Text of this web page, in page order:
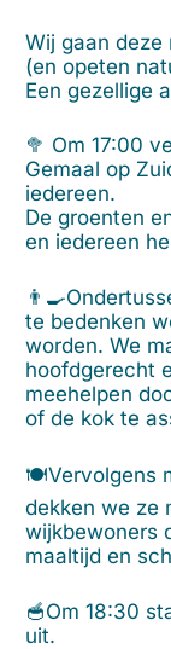
Wij gaan deze
(en opeten
Een gezellige
🥦 Om 17:00
Gemaal op
iedereen.
De groenten
en iedereen
te bedenken
worden. We
hoofdgerecht
meehelpen
of de kok te
🍽️Vervolgens
dekken we ze
wijkbewoners
maaltijd en
🥣Om 18:30
uit.